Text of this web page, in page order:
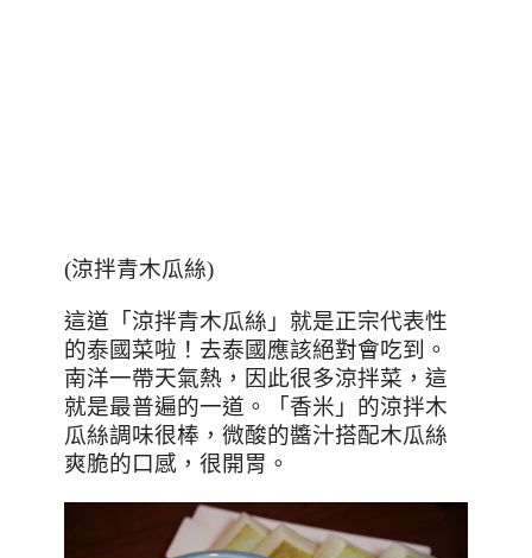
(涼拌青木瓜絲)
這道「涼拌青木瓜絲」就是正宗代表性
的泰國菜啦！去泰國應該絕對會吃到。
南洋一帶天氣熱，因此很多涼拌菜，這
就是最普遍的一道。「香米」的涼拌木
瓜絲調味很棒，微酸的醬汁搭配木瓜絲
爽脆的口感，很開胃。